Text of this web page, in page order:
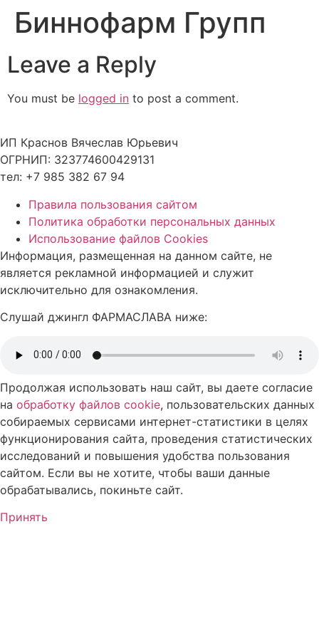
SkipБиннофарм Групп
Leave a Reply
You must be logged in to post a comment.
ИП Краснов Вячеслав Юрьевич
ОГРНИП: 323774600429131
тел: +7 985 382 67 94
Правила пользования сайтом
Политика обработки персональных данных
Использование файлов Cookies
Информация, размещенная на данном сайте, не
является рекламной информацией и служит
исключительно для ознакомления.
Слушай джингл ФАРМАСЛАВА ниже:
Продолжая использовать наш сайт, вы даете согласие
на обработку файлов cookie, пользовательских данных
собираемых сервисами интернет-статистики в целях
функционирования сайта, проведения статистических
исследований и повышения удобства пользования
сайтом. Если вы не хотите, чтобы ваши данные
обрабатывались, покиньте сайт.
Принять